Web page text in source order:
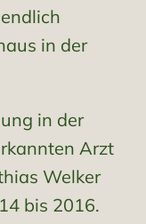
in der
in der
Arzt
Welker
bis 2016.